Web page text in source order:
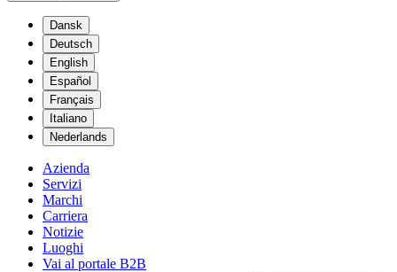
Dansk
Deutsch
English
Español
Français
Italiano
Nederlands
Azienda
Servizi
Marchi
Carriera
Notizie
Luoghi
Vai al portale B2B